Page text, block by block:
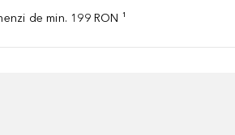
de min. 199 RON ¹